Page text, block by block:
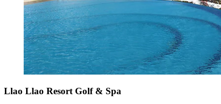
Llao Llao Resort Golf & Spa